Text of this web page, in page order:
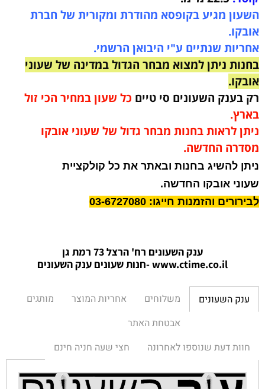
השעון מגיע בקופסא מהודרת ומקורית של חברת
אובקו.
אחריות שנתיים ע"י היבואן הרשמי.
בחנות ניתן למצוא מבחר הגדול במדינה של שעוני
אובקו.
רק בענק השעונים סי טיים כל שעון במחיר הכי זול
בארץ.
ניתן לראות בחנות מבחר גדול של שעוני אובקו
מסדרה החדשה.
ניתן להשיג בחנות ובאתר את כל קולקציית
שעוני אובקו החדשה.
לבירורים והזמנות חייגו: 03-6727080
ענק השעונים רח' הרצל 73 רמת גן
www.ctime.co.il-חנות שעונים ענק השעונים
ענק השעונים משלוחים אחריות המוצר
מותגים
אבטחת האתר
חוות דעת שנוספו לאחרונה
חצי שעה חניה חינם